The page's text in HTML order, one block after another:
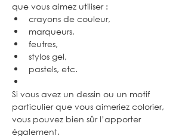
que vous aimez utiliser :
crayons de couleur,
marqueurs,
feutres,
stylos gel,
pastels, etc.
Si vous avez un dessin ou un motif
particulier que vous aimeriez colorier,
vous pouvez bien sûr l’apporter
également.